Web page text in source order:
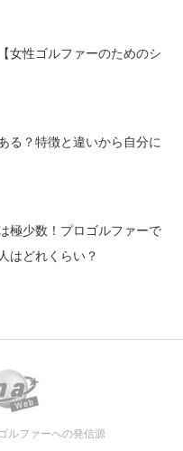
女性ゴルファーのためのシ
る？特徴と違いから自分に
極少数！プロゴルファーで
はどれくらい？
ルファーへの発信源